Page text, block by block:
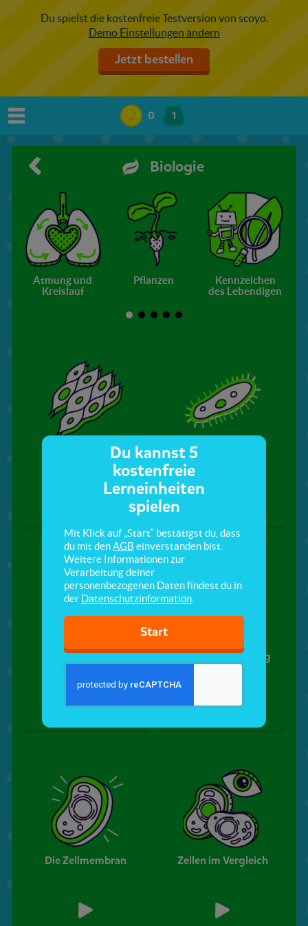
Du spielst die kostenfreie Testversion von scoyo.
Demo Einstellungen ändern
Jetzt bestellen
0 1
Biologie
Atmung und
Kreislauf
Pflanzen
Kennzeichen
des Lebendigen
Zellkolonie und
Gewebe - Organ -
Zellabläufe - Teilung
und mehr
Die Zellmembran Zellen im Vergleich
Du kannst 5
kostenfreie
Lerneinheiten
spielen
Mit Klick auf „Start“ bestätigst du, dass
du mit denAGB einverstanden bist.
Weitere Informationen zur
Verarbeitung deiner
personenbezogenen Daten findest du in
der Datenschutzinformation
Start